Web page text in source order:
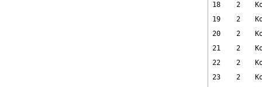
18
2
19
2
20
2
21
2
22
2
23
2